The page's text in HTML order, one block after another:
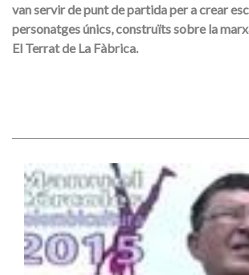
van servir de punt de partida per a crear
personatges únics, construïts sobre la
El Terrat de La Fàbrica.